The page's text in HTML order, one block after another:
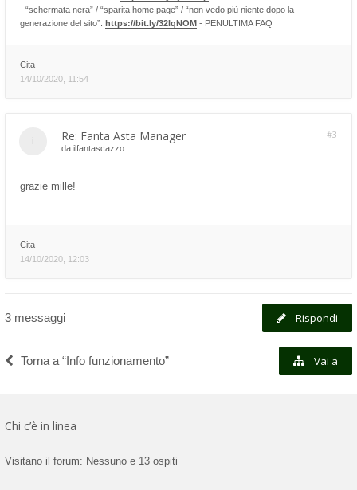
- “schermata nera” / “sparita home page” / “non vedo più niente dopo la
generazione del sito”: https://bit.ly/32lqNOM - PENULTIMA FAQ
Cita
14/10/2020, 11:54
Re: Fanta Asta Manager #3
da ilfantascazzo
grazie mille!
Cita
14/10/2020, 12:03
3 messaggi Rispondi
Torna a “Info funzionamento” Vai a
Chi c’è in linea
Visitano il forum: Nessuno e 13 ospiti